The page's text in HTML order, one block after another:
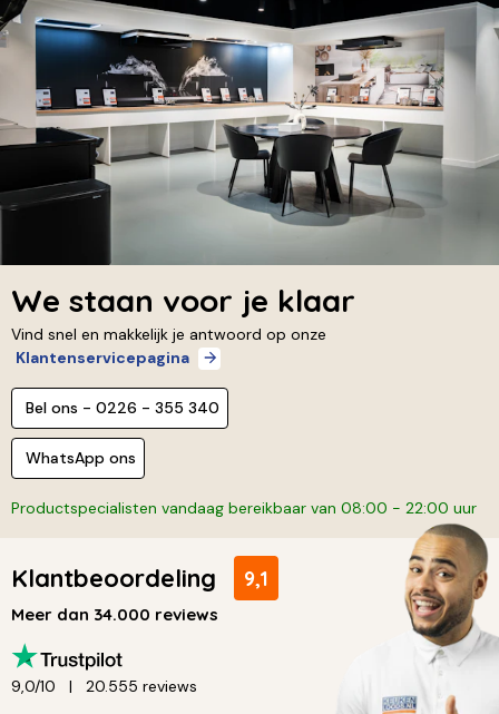
We staan voor je klaar
Vind snel en makkelijk je antwoord op onze
Klantenservicepagina
Bel ons - 0226 - 355 340
WhatsApp ons
Productspecialisten vandaag bereikbaar van 08:00 - 22:00 uur
Klantbeoordeling 9,1
Meer dan 34.000 reviews
9,0/10 20.555 reviews